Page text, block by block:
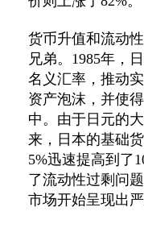
货币升值和流动
兄弟。1985年，
名义汇率，推动
资产泡沫，并使
中。由于日元的
来，日本的基础
5%迅速提高到了
了流动性过剩问
市场开始呈现出严